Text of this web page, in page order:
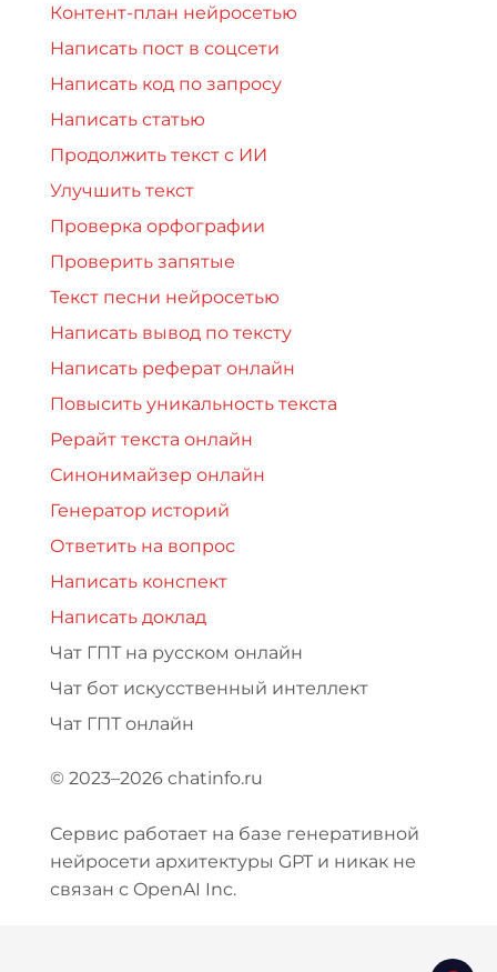
Контент-план нейросетью
Написать пост в соцсети
Написать код по запросу
Написать статью
Продолжить текст с ИИ
Улучшить текст
Проверка орфографии
Проверить запятые
Текст песни нейросетью
Написать вывод по тексту
Написать реферат онлайн
Повысить уникальность текста
Рерайт текста онлайн
Синонимайзер онлайн
Генератор историй
Ответить на вопрос
Написать конспект
Написать доклад
Чат ГПТ на русском онлайн
Чат бот искусственный интеллект
Чат ГПТ онлайн
© 2023–2026 chatinfo.ru
Сервис работает на базе генеративной
нейросети архитектуры GPT и никак не
связан с OpenAI Inc.